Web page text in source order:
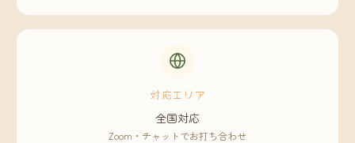
対応エリア
全国対応
Zoom・チャットでお打ち合わせ